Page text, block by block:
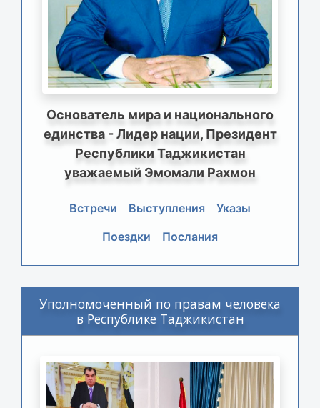
Основатель мира и национального
единства - Лидер нации, Президент
Республики Таджикистан
уважаемый Эмомали Рахмон
Встречи Выступления
Указы
Поездки
Послания
Уполномоченный по правам человека
в Республике Таджикистан